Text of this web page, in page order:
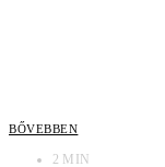
BŐVEBBEN
2 MIN